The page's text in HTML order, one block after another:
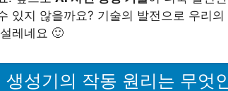
있지 않을까요? 기술의 발전으로 우리
레네요 🙂
생성기의 작동 원리는 무엇